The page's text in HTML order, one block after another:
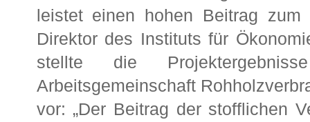
leistet einen hohen Beitrag
Direktor des Instituts für
stellte die
Arbeitsgemeinschaft
vor: „Der Beitrag der stofflichen